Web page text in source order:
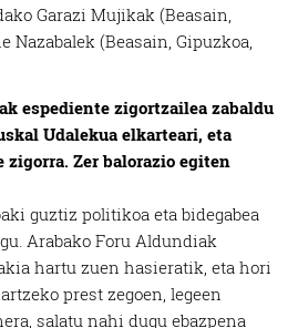
Garazi Mujikak (Beasain,
Nazabalek (Beasain, Gipuzkoa,
espediente zigortzailea zabaldu
Udalekua elkarteari, eta
zigorra. Zer balorazio egiten
guztiz politikoa eta bidegabea
Arabako Foru Aldundiak
hartu zuen hasieratik, eta hori
prest zegoen, legeen
salatu nahi dugu ebazpena